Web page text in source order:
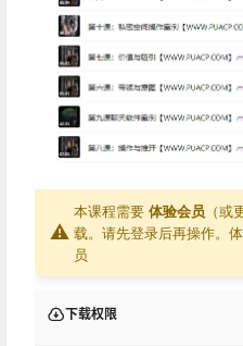
⚠
本课程需要 体验会员 （
载。请先登录后再操作。
员
下载权限